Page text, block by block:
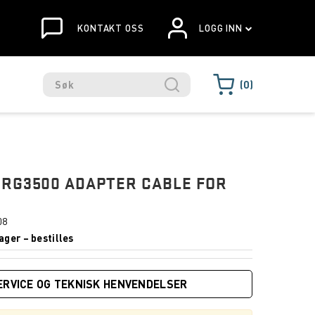
KONTAKT OSS LOGG INN
0
ADAPTER CABLE FOR
– bestilles
OG TEKNISK HENVENDELSER